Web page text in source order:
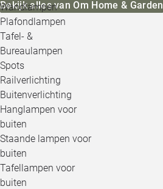
Wandlampen
Plafondlampen
Tafel- &
Bureaulampen
Spots
Railverlichting
Buitenverlichting
Hanglampen voor
buiten
Staande lampen voor
buiten
Tafellampen voor
buiten
Bekijk alles van Om Home & Garden